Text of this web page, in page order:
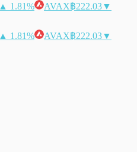
▲ 1.81% AVAX฿222.03▼
▲ 1.81% AVAX฿222.03▼